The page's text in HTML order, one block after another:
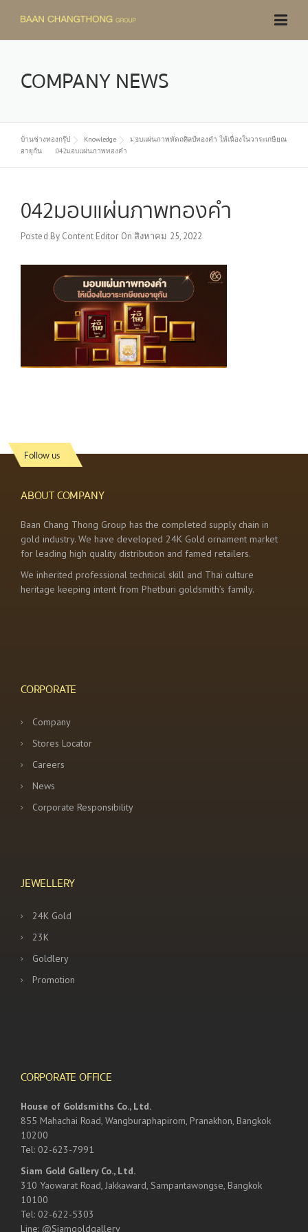
content
COMPANY NEWS
บ้านช่างทองกรุ๊ป Knowledge
มอบแผ่นภาพหัตถศิลป์ทองคำ ให้เนื่องในวาระเกษียณ
อายุกัน
042มอบแผ่นภาพทองคำ
042มอบแผ่นภาพทองคำ
Posted By Content Editor On สิงหาคม 25, 2022
Follow us
ABOUT COMPANY
Baan Chang Thong Group has the completed supply chain in
gold industry. We have developed 24K Gold ornament market
for leading high quality distribution and famed retailers.
We inherited professional technical skill and Thai culture
heritage keeping intent from Phetburi goldsmith’s family.
CORPORATE
Company
Stores Locator
Careers
News
Corporate Responsibility
JEWELLERY
24K Gold
23K
Goldlery
Promotion
CORPORATE OFFICE
House of Goldsmiths Co., Ltd.
855 Mahachai Road, Wangburaphapirom, Pranakhon, Bangkok
10200
Tel: 02-623-7991
Siam Gold Gallery Co., Ltd.
310 Yaowarat Road, Jakkaward, Sampantawongse, Bangkok
10100
Tel: 02-622-5303
Line: @Siamgoldgallery